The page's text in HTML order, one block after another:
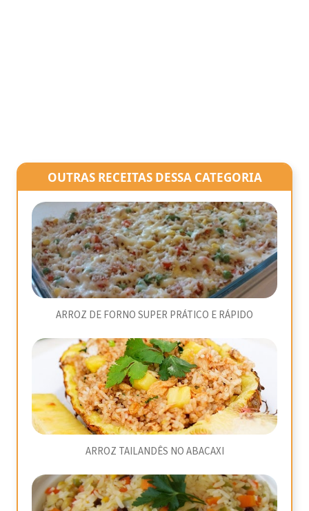
OUTRAS RECEITAS DESSA CATEGORIA
ARROZ DE FORNO SUPER PRÁTICO E RÁPIDO
ARROZ TAILANDÊS NO ABACAXI